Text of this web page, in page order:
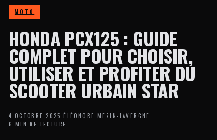
AUTOMOBILE
ET
MOTO,
LA
PERSONNALISATION
ET
AUX
TENDANCES
CRÉATIVES
DANS
L’UNIVERS
LE
SITE
MOTO
HONDA PCX125 : GUIDE
COMPLET POUR CHOISIR,
UTILISER ET PROFITER DU
SCOOTER URBAIN STAR
4 OCTOBRE 2025·ÉLÉONORE MEZIN-LAVERGNE·
6 MIN DE LECTURE